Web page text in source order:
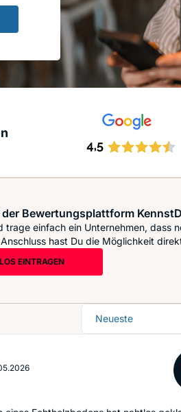
der Bewertungsplattform
einfach ein Unternehmen, dass
hast Du die Möglichkeit
EINTRAGEN
Sortierung